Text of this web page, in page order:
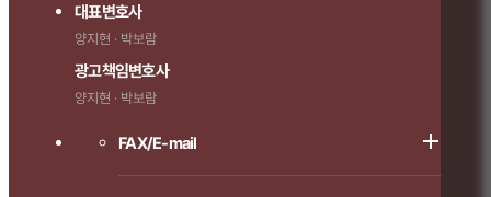
대표변호사
양지현 · 박보람
광고책임변호사
양지현 · 박보람
FAX/E-mail